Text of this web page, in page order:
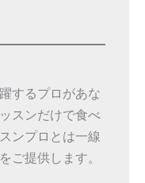
するプロがあな
スンだけで食べ
ンプロとは一線
ご提供します。